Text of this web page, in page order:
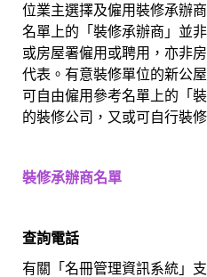
位業主選擇及僱用裝修承辦
名單上的「裝修承辦商」並
或房屋署僱用或聘用，亦非
代表。有意裝修單位的新公
可自由僱用參考名單上的「
的裝修公司，又或可自行裝修
裝修承辦商名單
查詢電話
有關「名冊管理資訊系統」